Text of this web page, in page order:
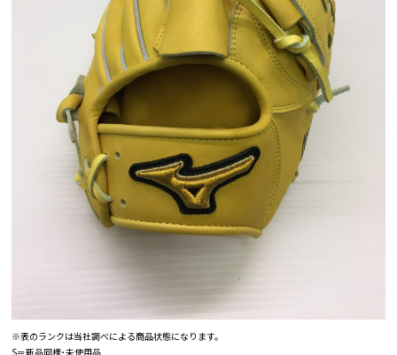
※表のランクは当社調べによる商品状態になります。
S＝新品同様･未使用品